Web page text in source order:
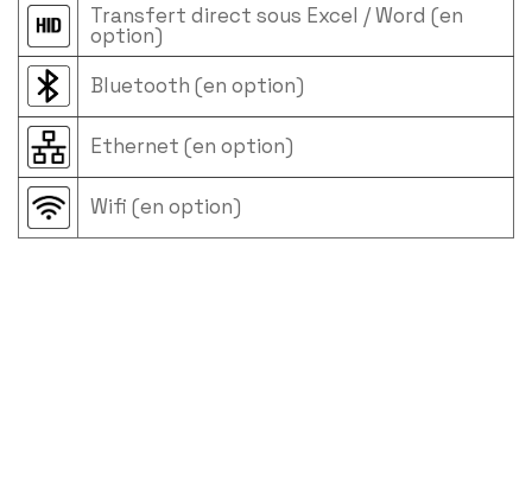
Transfert direct sous Excel / Word (en
option)
Bluetooth (en option)
Ethernet (en option)
Wifi (en option)